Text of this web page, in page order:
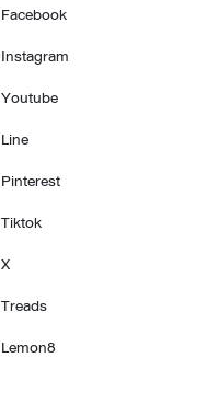
Facebook
Instagram
Youtube
Line
Pinterest
Tiktok
X
Treads
Lemon8